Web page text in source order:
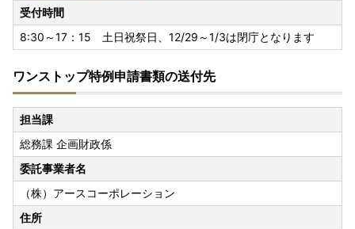
受付時間
8:30～17：15 土日祝祭日、12/29～1/3は閉庁となります
ワンストップ特例申請書類の送付先
担当課
総務課 企画財政係
委託事業者名
（株）アースコーポレーション
住所